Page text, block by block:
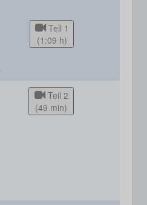
Teil 1
(1:09 h)
Teil 2
(49 min)